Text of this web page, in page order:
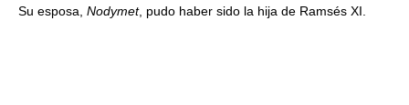
Su esposa, Nodymet, pudo haber sido la hija de Ramsés XI.